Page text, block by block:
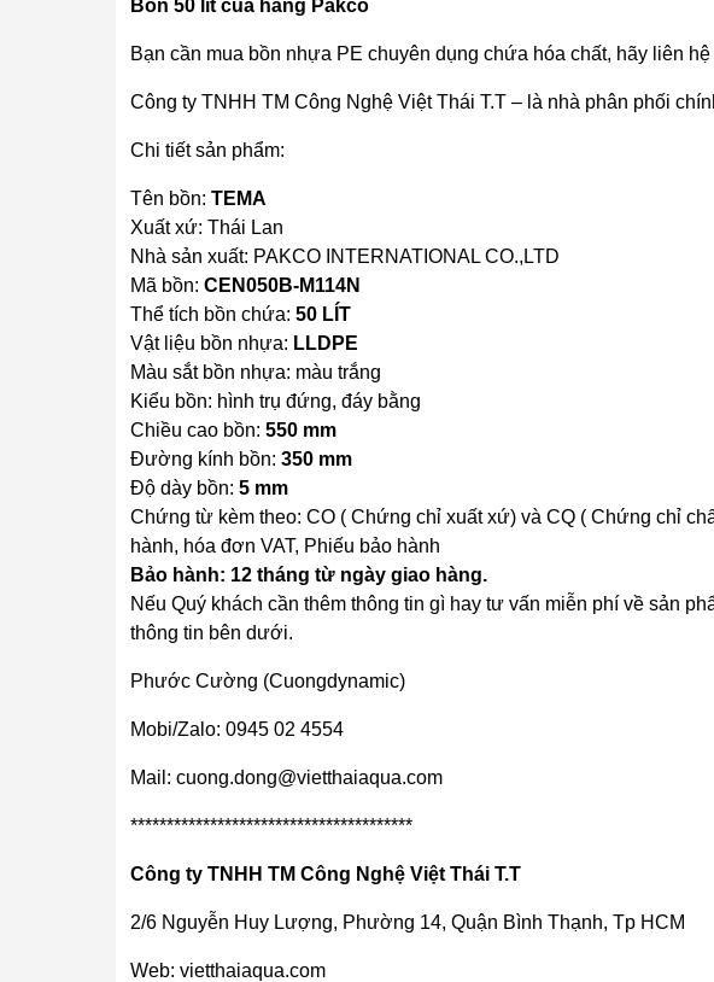
Bồn 50 lít của hãng Pakco
Bạn cần mua bồn nhựa PE chuyên dụng chứa hóa chất, hãy liên
Công ty TNHH TM Công Nghệ Việt Thái T.T – là nhà phân phối
Chi tiết sản phẩm:
Tên bồn: TEMA
Xuất xứ: Thái Lan
Nhà sản xuất: PAKCO INTERNATIONAL CO.,LTD
Mã bồn: CEN050B-M114N
Thể tích bồn chứa: 50 LÍT
Vật liệu bồn nhựa: LLDPE
Màu sắt bồn nhựa: màu trắng
Kiểu bồn: hình trụ đứng, đáy bằng
Chiều cao bồn: 550 mm
Đường kính bồn: 350 mm
Độ dày bồn: 5 mm
Chứng từ kèm theo: CO ( Chứng chỉ xuất xứ) và CQ ( Chứng chỉ
hành, hóa đơn VAT, Phiếu bảo hành
Bảo hành: 12 tháng từ ngày giao hàng.
Nếu Quý khách cần thêm thông tin gì hay tư vấn miễn phí về sản
thông tin bên dưới.
Phước Cường (Cuongdynamic)
Mobi/Zalo: 0945 02 4554
Mail: cuong.dong@vietthaiaqua.com
***************************************
Công ty TNHH TM Công Nghệ Việt Thái T.T
2/6 Nguyễn Huy Lượng, Phường 14, Quận Bình Thạnh, Tp HCM
Web: vietthaiaqua.com